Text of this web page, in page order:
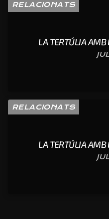
RELACIONATS
LA TERTÚLIA AMB
RELACIONATS
LA TERTÚLIA AMB